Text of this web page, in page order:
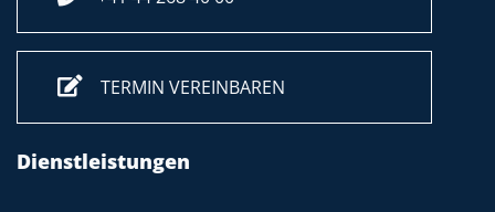
TERMIN VEREINBAREN
Dienstleistungen